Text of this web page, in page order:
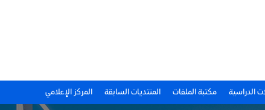
الدراسية مكتبة الملفات المنتديات السابقة المركز الإعلامي